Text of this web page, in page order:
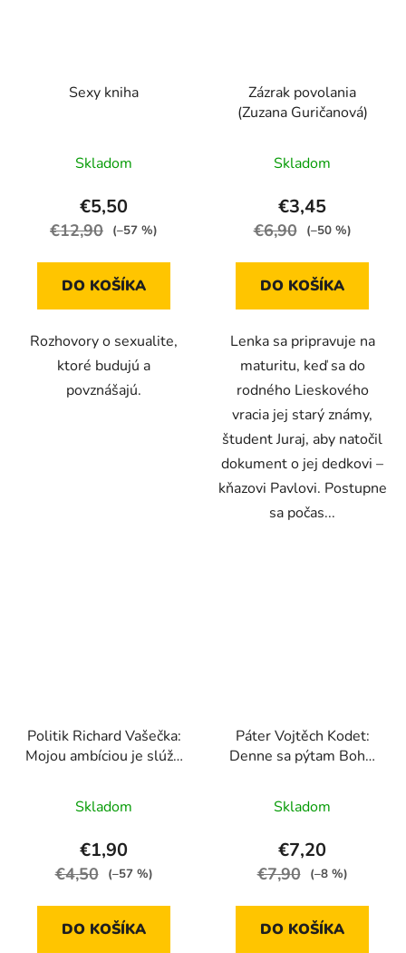
Sexy kniha
Skladom
€5,50
€12,90 (–57 %)
DO KOŠÍKA
Rozhovory o sexualite,
ktoré budujú a
povznášajú.
Zázrak povolania
(Zuzana Guričanová)
Skladom
€3,45
€6,90 (–50 %)
DO KOŠÍKA
Lenka sa pripravuje na
maturitu, keď sa do
rodného Lieskového
vracia jej starý známy,
študent Juraj, aby natočil
dokument o jej dedkovi –
kňazovi Pavlovi. Postupne
sa počas...
Politik Richard Vašečka:
Mojou ambíciou je slúžiť
Skladom
€1,90
€4,50 (–57 %)
DO KOŠÍKA
Páter Vojtěch Kodet:
Denne sa pýtam Boha,
Skladom
€7,20
€7,90 (–8 %)
DO KOŠÍKA